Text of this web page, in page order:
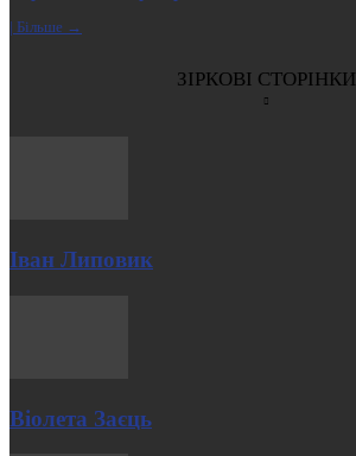
| Більше →
ЗІРКОВІ СТОРІНКИ
Іван Липовик
Віолета Заєць